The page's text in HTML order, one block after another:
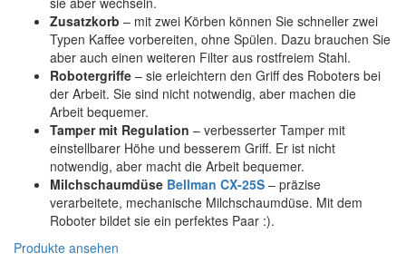
Zusatzkorb – mit zwei Körben können Sie schneller zwei
Typen Kaffee vorbereiten, ohne Spülen. Dazu brauchen Sie
aber auch einen weiteren Filter aus rostfreiem Stahl.
Robotergriffe – sie erleichtern den Griff des Roboters bei
der Arbeit. Sie sind nicht notwendig, aber machen die
Arbeit bequemer.
Tamper mit Regulation – verbesserter Tamper mit
einstellbarer Höhe und besserem Griff. Er ist nicht
notwendig, aber macht die Arbeit bequemer.
Milchschaumdüse Bellman CX-25S – präzise
verarbeitete, mechanische Milchschaumdüse. Mit dem
Roboter bildet sie ein perfektes Paar :).
Produkte ansehen